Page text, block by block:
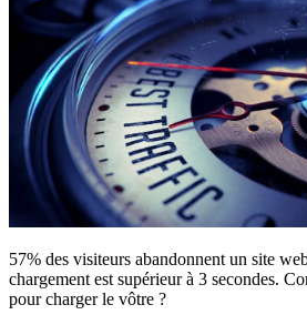
57% des visiteurs abandonnent un site
chargement est supérieur à 3 secondes.
pour charger le vôtre ?